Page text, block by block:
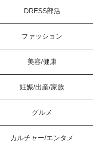
DRESS部活
ファッション
美容/健康
妊娠/出産/家族
グルメ
カルチャー/エンタメ